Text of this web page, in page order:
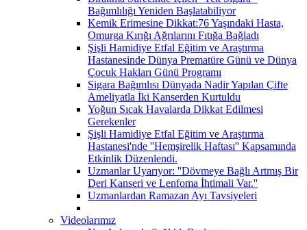
Bağımlılığı Yeniden Başlatabiliyor
Kemik Erimesine Dikkat:76 Yaşındaki Hasta,
Omurga Kırığı Ağrılarını Fıtığa Bağladı
Şişli Hamidiye Etfal Eğitim ve Araştırma
Hastanesinde Dünya Prematüre Günü ve Dünya
Çocuk Hakları Günü Programı
Sigara Bağımlısı Dünyada Nadir Yapılan Çifte
Ameliyatla İki Kanserden Kurtuldu
Yoğun Sıcak Havalarda Dikkat Edilmesi
Gerekenler
Şişli Hamidiye Etfal Eğitim ve Araştırma
Hastanesi'nde ''Hemşirelik Haftası'' Kapsamında
Etkinlik Düzenlendi.
Uzmanlar Uyarıyor: ''Dövmeye Bağlı Artmış Bir
Deri Kanseri ve Lenfoma İhtimali Var.''
Uzmanlardan Ramazan Ayı Tavsiyeleri
Videolarımız